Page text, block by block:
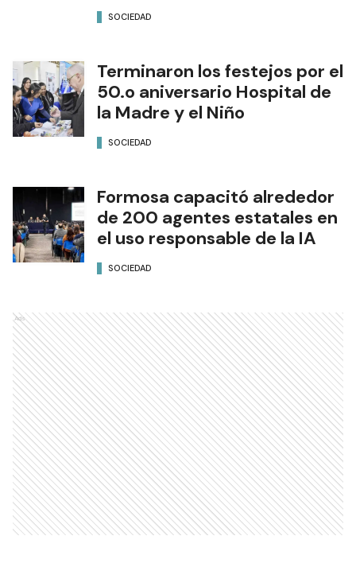
SOCIEDAD
Terminaron los festejos por el
50.o aniversario Hospital de
la Madre y el Niño
SOCIEDAD
Formosa capacitó alrededor
de 200 agentes estatales en
el uso responsable de la IA
SOCIEDAD
Ads